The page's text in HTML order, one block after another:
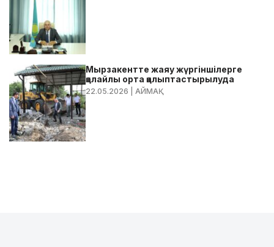
Мырзакентте жаяу жүргіншілерге
қолайлы орта қалыптастырылуда
22.05.2026 | АЙМАҚ